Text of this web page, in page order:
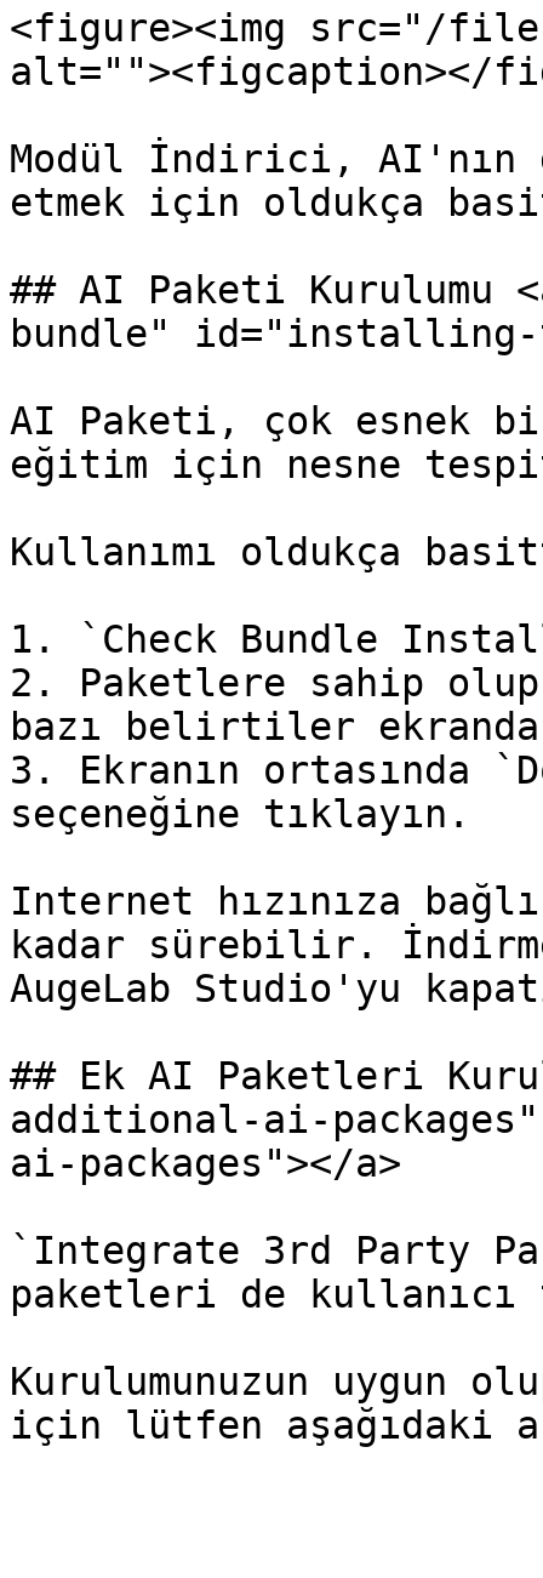
<figure><img src="/
alt=""><figcaption></
Modül İndirici, AI'nın
etmek için oldukça
## AI Paketi
bundle" id="installing-
AI Paketi, çok esnek
eğitim için nesne
Kullanımı oldukça
1. `Check Bundle
2. Paketlere sahip olup
bazı belirtiler
3. Ekranın ortasında
seçeneğine tıklayın.
Internet hızınıza
kadar sürebilir.
AugeLab Studio'yu
## Ek AI Paketleri
additional-ai-
ai-packages"></a>
`Integrate 3rd Party
paketleri de
Kurulumunuzun uygun